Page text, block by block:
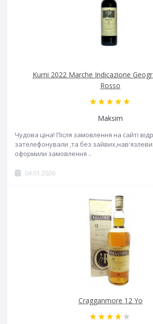
Kurni 2022 Marche Indicazione
Rosso
Maksim
Чудова ціна! Після замовлення на сайті
зателефонували ,та без
оформили замовлення ..
04.01.2026
Cragganmore 12 Yo